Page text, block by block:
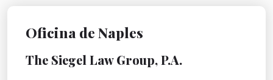
Oficina de Naples
The Siegel Law Group, P.A.